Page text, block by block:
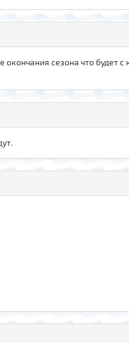
сезона что будет с